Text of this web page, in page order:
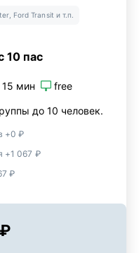
Ford Transit и т.п.
10 пас
15 мин free
до 10 человек.
+0 ₽
+1 067 ₽
₽